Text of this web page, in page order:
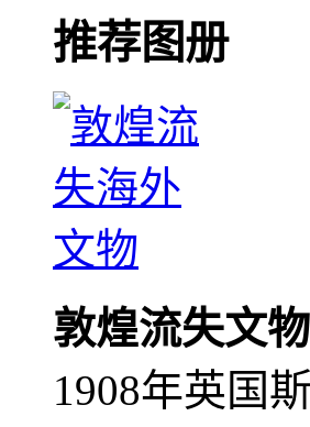
推荐图册
敦煌流失文物
1908年英国